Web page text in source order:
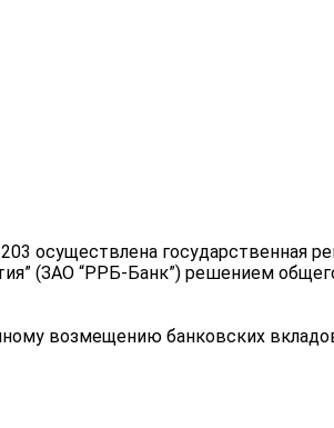
осуществлена государственная
(ЗАО “РРБ-Банк”) решением
возмещению банковских